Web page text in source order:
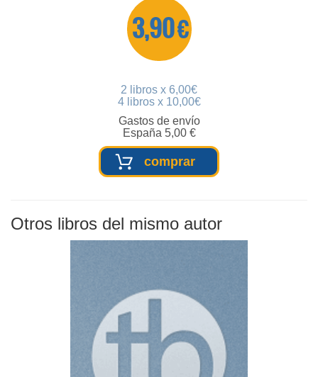
3,90 €
2 libros x 6,00€
4 libros x 10,00€
Gastos de envío
España 5,00 €
comprar
Otros libros del mismo autor